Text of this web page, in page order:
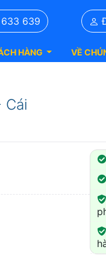
639
HÀNG VỀ
Cái